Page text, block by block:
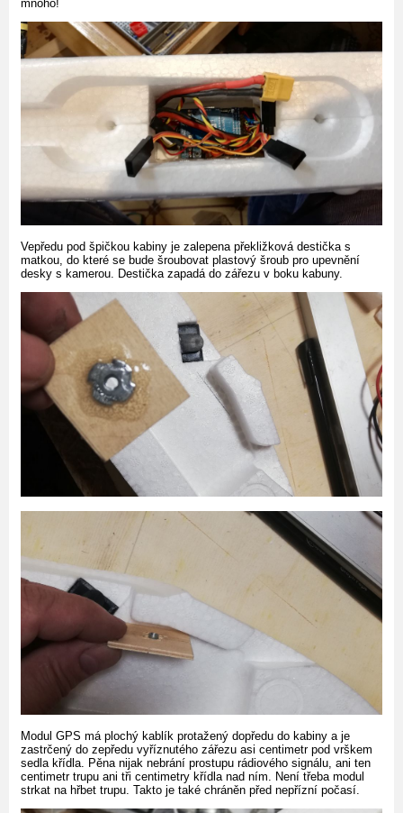
mnoho!
Vepředu pod špičkou kabiny je zalepena překližková destička s
matkou, do které se bude šroubovat plastový šroub pro upevnění
desky s kamerou. Destička zapadá do zářezu v boku kabuny.
Modul GPS má plochý kablík protažený dopředu do kabiny a je
zastrčený do zepředu vyříznutého zářezu asi centimetr pod vrškem
sedla křídla. Pěna nijak nebrání prostupu rádiového signálu, ani ten
centimetr trupu ani tři centimetry křídla nad ním. Není třeba modul
strkat na hřbet trupu. Takto je také chráněn před nepřízní počasí.